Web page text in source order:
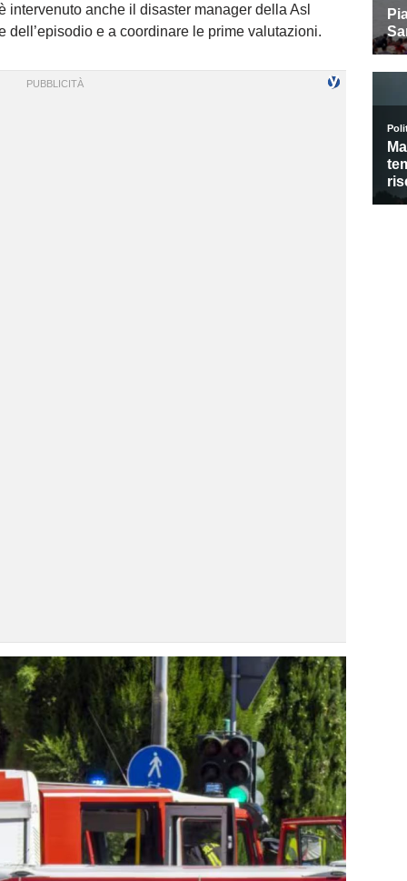
intervenuto anche il disaster manager della Asl
dell’episodio e a coordinare le prime valutazioni.